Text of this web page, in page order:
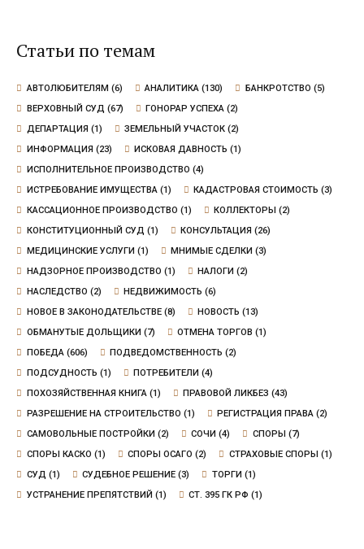
Статьи по темам
АВТОЛЮБИТЕЛЯМ (6) АНАЛИТИКА (130) БАНКРОТСТВО (5)
ВЕРХОВНЫЙ СУД (67) ГОНОРАР УСПЕХА (2)
ДЕПАРТАЦИЯ (1) ЗЕМЕЛЬНЫЙ УЧАСТОК (2)
ИНФОРМАЦИЯ (23) ИСКОВАЯ ДАВНОСТЬ (1)
ИСПОЛНИТЕЛЬНОЕ ПРОИЗВОДСТВО (4)
ИСТРЕБОВАНИЕ ИМУЩЕСТВА(1) КАДАСТРОВАЯ СТОИМОСТЬ (3)
КАССАЦИОННОЕ ПРОИЗВОДСТВО (1) КОЛЛЕКТОРЫ (2)
КОНСТИТУЦИОННЫЙ СУД (1) КОНСУЛЬТАЦИЯ (26)
МЕДИЦИНСКИЕ УСЛУГИ (1) МНИМЫЕ СДЕЛКИ (3)
НАДЗОРНОЕ ПРОИЗВОДСТВО (1) НАЛОГИ (2)
НАСЛЕДСТВО (2) НЕДВИЖИМОСТЬ (6)
НОВОЕ В ЗАКОНОДАТЕЛЬСТВЕ(8) НОВОСТЬ (13)
ОБМАНУТЫЕ ДОЛЬЩИКИ (7) ОТМЕНА ТОРГОВ (1)
ПОБЕДА(606) ПОДВЕДОМСТВЕННОСТЬ (2)
ПОДСУДНОСТЬ (1) ПОТРЕБИТЕЛИ (4)
ПОХОЗЯЙСТВЕННАЯ КНИГА(1) ПРАВОВОЙ ЛИКБЕЗ (43)
РАЗРЕШЕНИЕ НА СТРОИТЕЛЬСТВО (1) РЕГИСТРАЦИЯ ПРАВА (2)
САМОВОЛЬНЫЕ ПОСТРОЙКИ (2) СОЧИ (4) СПОРЫ (7)
СПОРЫ КАСКО (1) СПОРЫ ОСАГО (2) СТРАХОВЫЕ СПОРЫ (1)
СУД (1) СУДЕБНОЕ РЕШЕНИЕ (3) ТОРГИ (1)
УСТРАНЕНИЕ ПРЕПЯТСТВИЙ (1) СТ. 395 ГК РФ (1)